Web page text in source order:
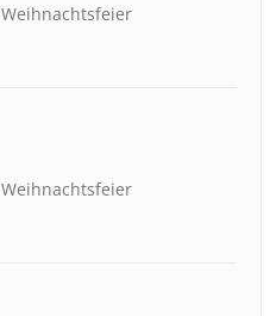
Weihnachtsfeier
Weihnachtsfeier